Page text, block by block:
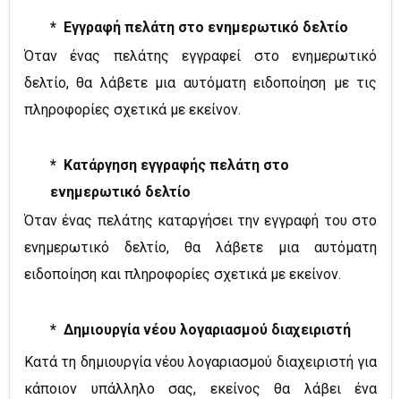
* Εγγραφή πελάτη στο ενημερωτικό δελτίο
Όταν ένας πελάτης εγγραφεί στο ενημερωτικό
δελτίο, θα λάβετε μια αυτόματη ειδοποίηση με τις
πληροφορίες σχετικά με εκείνον.
* Κατάργηση εγγραφής πελάτη στο
ενημερωτικό δελτίο
Όταν ένας πελάτης καταργήσει την εγγραφή του στο
ενημερωτικό δελτίο, θα λάβετε μια αυτόματη
ειδοποίηση και πληροφορίες σχετικά με εκείνον.
* Δημιουργία νέου λογαριασμού διαχειριστή
Κατά τη δημιουργία νέου λογαριασμού διαχειριστή για
κάποιον υπάλληλο σας, εκείνος θα λάβει ένα